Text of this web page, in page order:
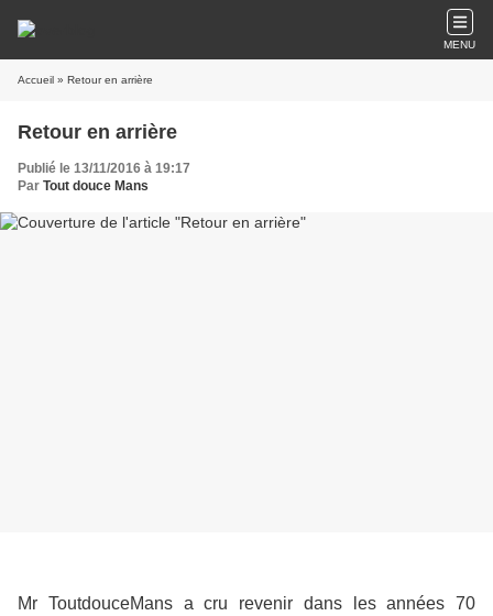
MENU
Accueil » Retour en arrière
Retour en arrière
Publié le 13/11/2016 à 19:17
Par Tout douce Mans
Mr ToutdouceMans a cru revenir dans les années 70